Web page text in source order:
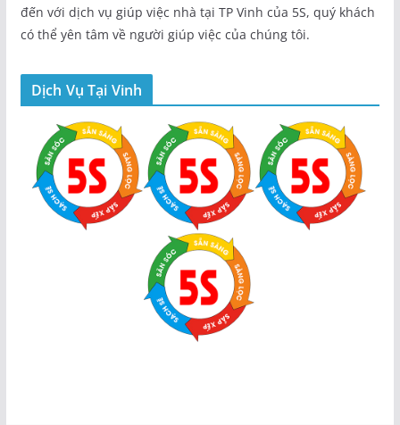
đến với dịch vụ giúp việc nhà tại TP Vinh của 5S, quý khách
có thể yên tâm về người giúp việc của chúng tôi.
Dịch Vụ Tại Vinh